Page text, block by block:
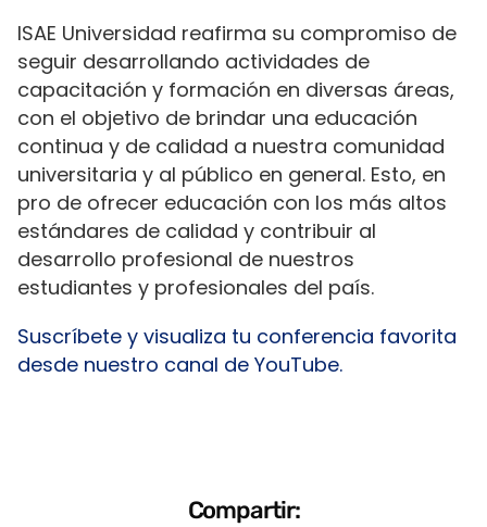
ISAE Universidad reafirma su compromiso de
seguir desarrollando actividades de
capacitación y formación en diversas áreas,
con el objetivo de brindar una educación
continua y de calidad a nuestra comunidad
universitaria y al público en general. Esto, en
pro de ofrecer educación con los más altos
estándares de calidad y contribuir al
desarrollo profesional de nuestros
estudiantes y profesionales del país.
Suscríbete y visualiza tu conferencia favorita
desde nuestro canal de YouTube.
Compartir: